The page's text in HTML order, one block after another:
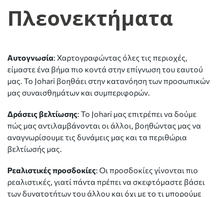
Πλεονεκτήματα
Αυτογνωσία: Χαρτογραφώντας όλες τις περιοχές,
είμαστε ένα βήμα πιο κοντά στην επίγνωση του εαυτού
μας. To Johari βοηθάει στην κατανόηση των προσωπικών
μας συναισθημάτων και συμπεριφορών.
Δράσεις βελτίωσης: Το Johari μας επιτρέπει να δούμε
πώς μας αντιλαμβάνονται οι άλλοι, βοηθώντας μας να
αναγνωρίσουμε τις δυνάμεις μας και τα περιθώρια
βελτίωσής μας.
Ρεαλιστικές προσδοκίες: Οι προσδοκίες γίνονται πιο
ρεαλιστικές, γιατί πάντα πρέπει να σκεφτόμαστε βάσει
των δυνατοτήτων του άλλου και όχι με το τι μπορούμε